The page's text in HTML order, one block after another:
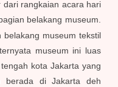
dari rangkaian acara hari
belakang museum.
belakang museum tekstil
museum ini luas
kota Jakarta yang
berada di Jakarta deh